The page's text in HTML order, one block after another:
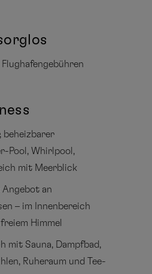
beheizbarer
Pool, Whirlpool,
mit Meerblick
an
– im Innenbereich
Himmel
mit Sauna, Dampfbad,
Ruheraum und Tee-